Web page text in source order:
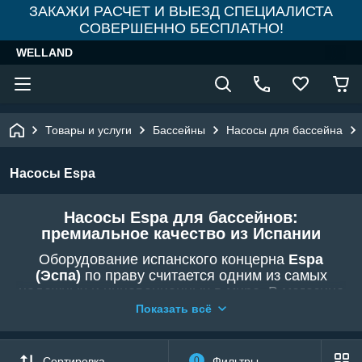
ЗАКАЖИ РАСЧЕТ И ВЫЕЗД СПЕЦИАЛИСТА
СОВЕРШЕННО БЕСПЛАТНО!
WELLAND
Товары и услуги Бассейны Насосы для бассейна
Насосы Espa
Насосы Espa для бассейнов:
премиальное качество из Испании
Оборудование испанского концерна Espa
(Эспа) по праву считается одним из самых
надежных и инновационных в мире. В магазине
представлены легендарные серии
выбирают те, кто ценит безупречную работу,
долговечность и европейские стандарты
Показать всё